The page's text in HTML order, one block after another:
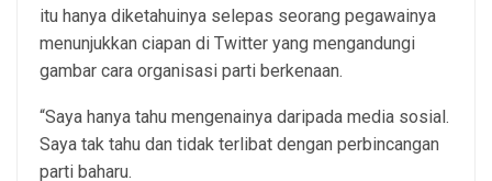
itu hanya diketahuinya selepas seorang pegawainya
menunjukkan ciapan di Twitter yang mengandungi
gambar cara organisasi parti berkenaan.
“Saya hanya tahu mengenainya daripada media sosial.
Saya tak tahu dan tidak terlibat dengan perbincangan
parti baharu.